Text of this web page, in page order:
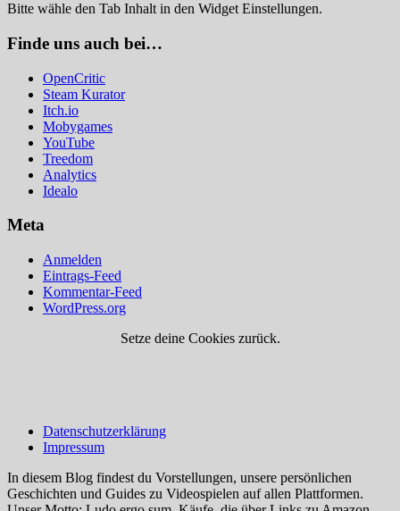
Bitte wähle den Tab Inhalt in den Widget Einstellungen.
Finde uns auch bei…
OpenCritic
Steam Kurator
Itch.io
Mobygames
YouTube
Treedom
Analytics
Idealo
Meta
Anmelden
Eintrags-Feed
Kommentar-Feed
WordPress.org
Setze deine Cookies zurück.
Datenschutzerklärung
Impressum
In diesem Blog findest du Vorstellungen, unsere persönlichen
Geschichten und Guides zu Videospielen auf allen Plattformen.